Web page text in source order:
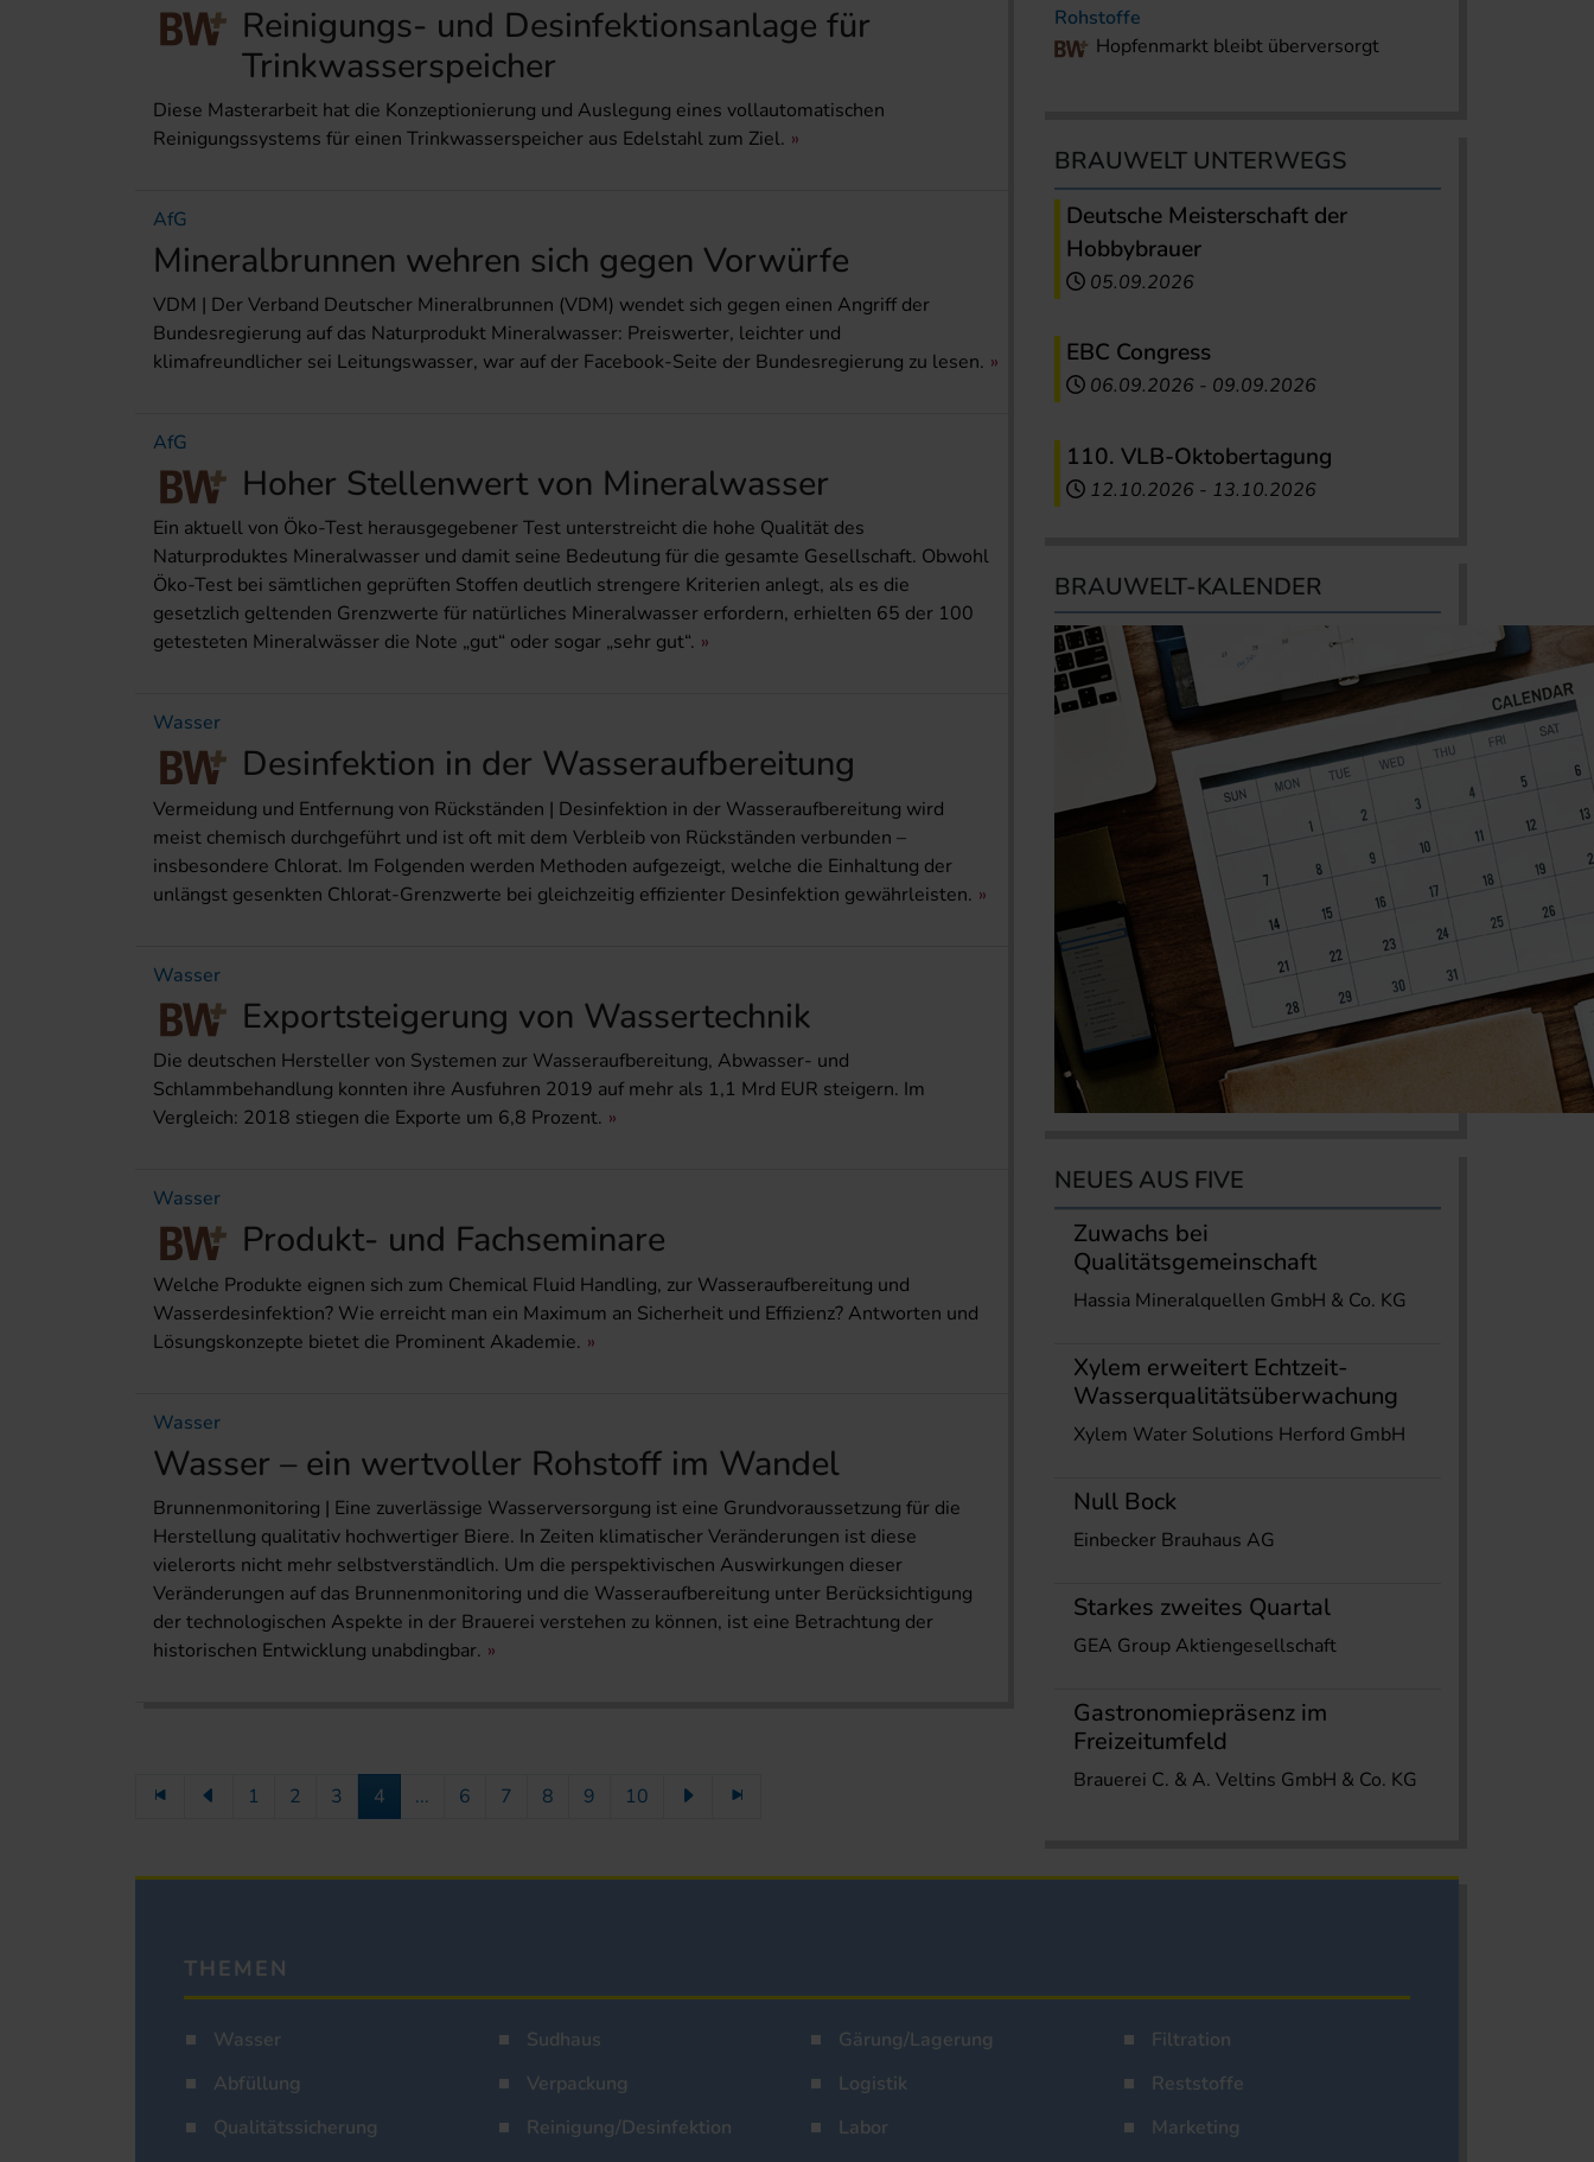
Reinigungs- und Desinfektions­anlage für
Trinkwasserspeicher
Diese Masterarbeit hat die Konzeptionierung und Auslegung eines vollautomatischen
Reinigungssystems für einen Trinkwasserspeicher aus Edelstahl zum Ziel.
AfG
Mineralbrunnen wehren sich gegen Vorwürfe
VDM | Der Verband Deutscher Mineralbrunnen (VDM) wendet sich gegen einen Angriff der
Bundesregierung auf das Naturprodukt Mineralwasser: Preiswerter, leichter und
klimafreundlicher sei Leitungswasser, war auf der Facebook-Seite der Bundesregierung zu lesen.
AfG
Hoher Stellenwert von Mineralwasser
Ein aktuell von Öko-Test herausgegebener Test unterstreicht die hohe Qualität des
Naturproduktes Mineralwasser und damit seine Bedeutung für die gesamte Gesellschaft. Obwohl
Öko-Test bei sämtlichen geprüften Stoffen deutlich strengere Kriterien anlegt, als es die
gesetzlich geltenden Grenzwerte für natürliches Mineralwasser erfordern, erhielten 65 der 100
getesteten Mineralwässer die Note „gut“ oder sogar „sehr gut“.
Wasser
Desinfektion in der Wasseraufbereitung
Vermeidung und Entfernung von Rückständen | Desin­fektion in der Wasseraufbereitung wird
meist chemisch durchgeführt und ist oft mit dem Verbleib von Rückständen verbunden –
insbesondere Chlorat. Im Folgenden werden Methoden aufgezeigt, welche die Einhaltung der
unlängst gesenkten Chlorat-Grenzwerte bei gleichzeitig effizienter Desinfektion gewährleisten.
Wasser
Exportsteigerung von Wassertechnik
Die deutschen Hersteller von Systemen zur Wasseraufbereitung, Abwasser- und
Schlammbehandlung konnten ihre Ausfuhren 2019 auf mehr als 1,1 Mrd EUR steigern. Im
Vergleich: 2018 stiegen die Exporte um 6,8 Prozent.
Wasser
Produkt- und Fachseminare
Welche Produkte eignen sich zum Chemical Fluid Handling, zur Wasseraufbereitung und
Wasserdesinfektion? Wie erreicht man ein Maximum an Sicherheit und Effizienz? Antworten und
Lösungskonzepte bietet die Prominent Akademie.
Wasser
Wasser – ein wertvoller Rohstoff im Wandel
Brunnenmonitoring | Eine zuverlässige Wasserversorgung ist eine Grundvoraussetzung für die
Herstellung qualitativ hochwertiger Biere. In Zeiten klimatischer Veränderungen ist diese
vielerorts nicht mehr selbstverständlich. Um die perspektivischen Auswirkungen dieser
Veränderungen auf das Brunnenmonitoring und die Wasseraufbereitung unter Berücksichtigung
der technologischen Aspekte in der Brauerei verstehen zu können, ist eine Betrachtung der
historischen Entwicklung unabdingbar.
1 2 3 4 ... 6 7 8 9 10
Rohstoffe
Hopfenmarkt bleibt überversorgt
BRAUWELT UNTERWEGS
Deutsche Meisterschaft der
Hobbybrauer
05.09.2026
EBC Congress
06.09.2026 - 09.09.2026
110. VLB-Oktobertagung
12.10.2026 - 13.10.2026
BRAUWELT-KALENDER
NEUES AUS FIVE
Zuwachs bei
Qualitätsgemeinschaft
Hassia Mineralquellen GmbH & Co. KG
Xylem erweitert Echtzeit-
Wasserqualitätsüberwachung
Xylem Water Solutions Herford GmbH
Null Bock
Einbecker Brauhaus AG
Starkes zweites Quartal
GEA Group Aktiengesellschaft
Gastronomiepräsenz im
Freizeitumfeld
Brauerei C. & A. Veltins GmbH & Co. KG
THEMEN
Wasser Sudhaus Gärung/Lagerung
Filtration
Abfüllung
Verpackung Logistik
Reststoffe
Qualitätssicherung
Reinigung/Desinfektion Labor
Marketing